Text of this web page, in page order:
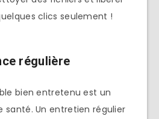
clics seulement !
régulière
bien entretenu est un
santé. Un entretien régulier